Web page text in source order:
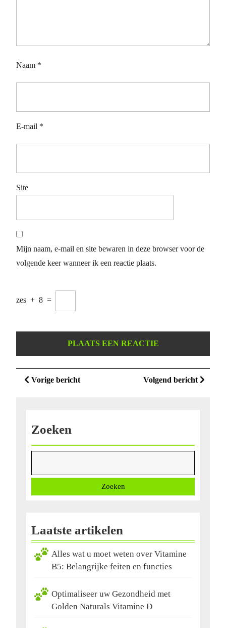
Naam *
E-mail *
Site
Mijn naam, e-mail en site bewaren in deze browser voor de
volgende keer wanneer ik een reactie plaats.
zes + 8 =
Berichtnavigatie
Vorige berichtVorige
Volgend bericht
Zoeken
Zoeken
Laatste artikelen
Alles wat u moet weten over Vitamine
B5: Belangrijke feiten en functies
Optimaliseer uw Gezondheid met
Golden Naturals Vitamine D